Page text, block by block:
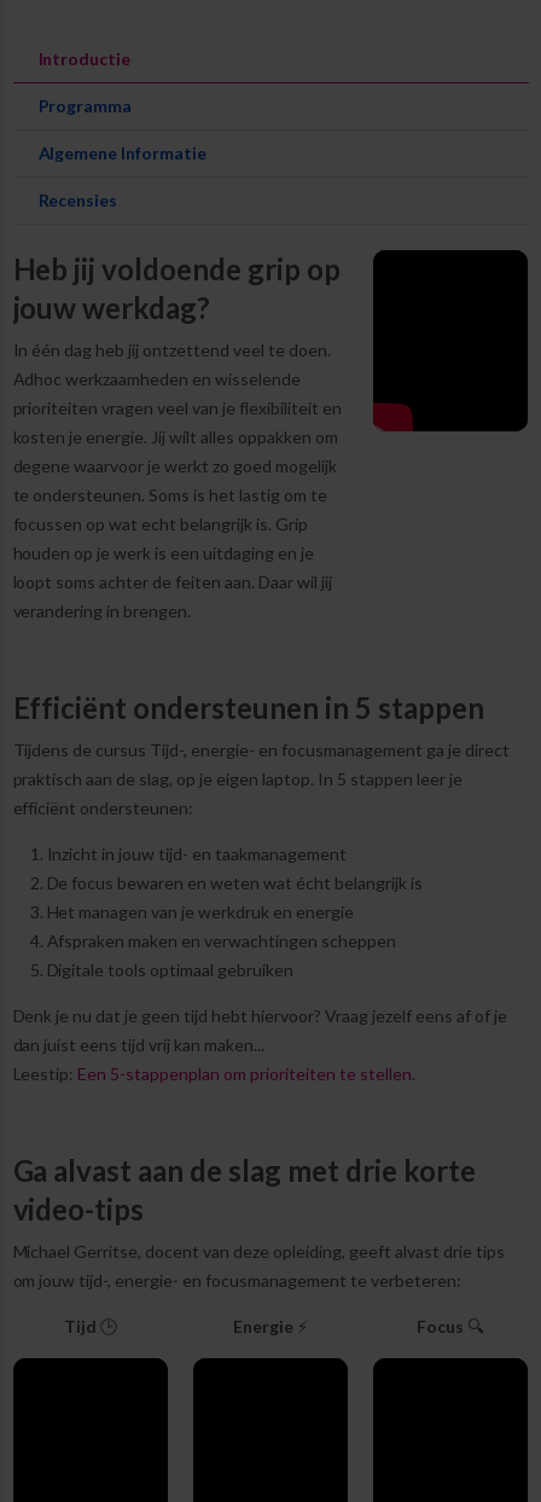
Introductie
Programma
Algemene Informatie
Recensies
Heb jij voldoende grip op
jouw werkdag?
In één dag heb jij ontzettend veel te doen.
Adhoc werkzaamheden en wisselende
prioriteiten vragen veel van je flexibiliteit en
kosten je energie. Jij wilt alles oppakken om
degene waarvoor je werkt zo goed mogelijk
te ondersteunen. Soms is het lastig om te
focussen op wat echt belangrijk is. Grip
houden op je werk is een uitdaging en je
loopt soms achter de feiten aan. Daar wil jij
verandering in brengen.
Efficiënt ondersteunen in 5 stappen
Tijdens de cursus Tijd-, energie- en focusmanagement ga je direct
praktisch aan de slag, op je eigen laptop. In 5 stappen leer je
efficiënt ondersteunen:
Inzicht in jouw tijd- en taakmanagement
De focus bewaren en weten wat écht belangrijk is
Het managen van je werkdruk en energie
Afspraken maken en verwachtingen scheppen
Digitale tools optimaal gebruiken
Denk je nu dat je geen tijd hebt hiervoor? Vraag jezelf eens af of je
dan juist eens tijd vrij kan maken...
Leestip: Een 5-stappenplan om prioriteiten te stellen.
Ga alvast aan de slag met drie korte
video-tips
Michael Gerritse, docent van deze opleiding, geeft alvast drie tips
om jouw tijd-, energie- en focusmanagement te verbeteren:
Tijd 🕒 Energie ⚡ Focus 🔍